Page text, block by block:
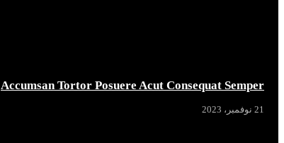
Accumsan Tortor Posuere Acut Consequat Semper
21 نوفمبر، 2023